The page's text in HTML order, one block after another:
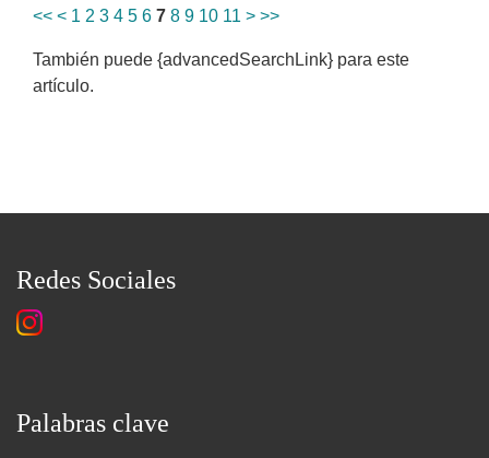
<< < 1 2 3 4 5 6 7 8 9 10 11 > >>
También puede {advancedSearchLink} para este
artículo.
Redes Sociales
Palabras clave